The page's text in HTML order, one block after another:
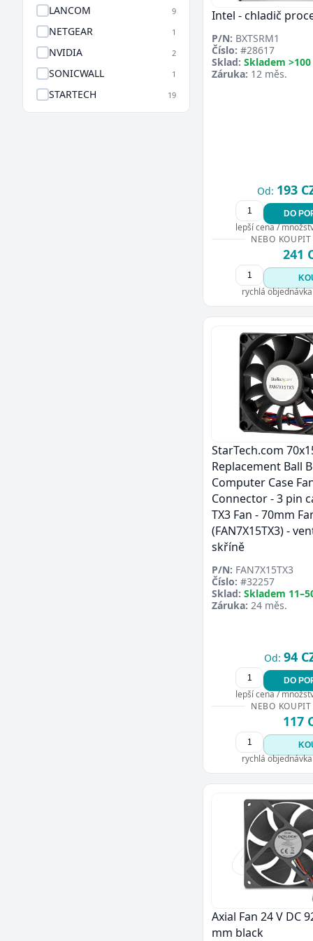
LANCOM 9
NETGEAR 1
NVIDIA 2
SONICWALL 1
STARTECH 19
Intel - chladič
P/N: BXTSRM1
Číslo: #28617
Sklad: Skladem
Záruka: 12 měs.
Od: 193
DO
lepší cena /
NEBO
241
rychlá
StarTech.com
Replacement Ball
Computer Case
Connector - 3 pin
TX3 Fan - 70mm
(FAN7X15TX3) -
skříně
P/N: FAN7X15TX3
Číslo: #32257
Sklad: Skladem
Záruka: 24 měs.
Od: 94
DO
lepší cena /
NEBO
117
rychlá
Axial Fan 24 V DC
mm black